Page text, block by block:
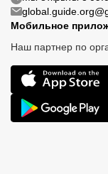
Мобильное
Наш партнер по